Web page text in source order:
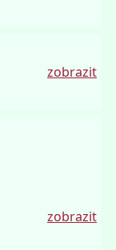
zobrazit
zobrazit